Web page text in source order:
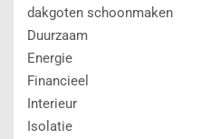
dakgoten schoonmaken
Duurzaam
Energie
Financieel
Interieur
Isolatie